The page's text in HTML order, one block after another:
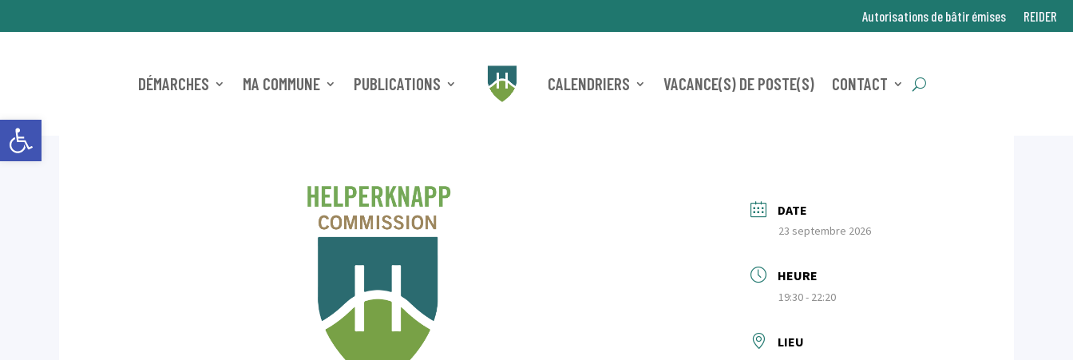
Ouvrir la barre d’outils
Autorisations de bâtir émises REIDER
DÉMARCHES MA COMMUNE PUBLICATIONS CALENDRIERS VACANCE(S) DE POSTE(S) CONTACT
DATE
23 septembre 2026
HEURE
19:30 - 22:20
LIEU